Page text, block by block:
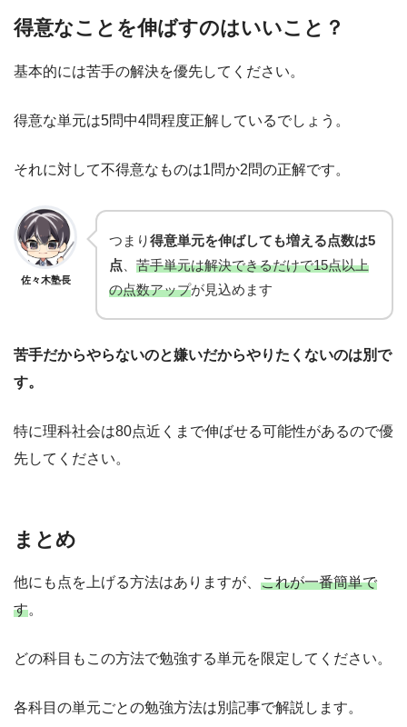
得意なことを伸ばすのはいいこと？
基本的には苦手の解決を優先してください。
得意な単元は5問中4問程度正解しているでしょう。
それに対して不得意なものは1問か2問の正解です。
佐々木塾長
つまり得意単元を伸ばしても増える点数は5
点
苦手単元は解決できるだけで15点以上
の点数アップが見込めます
苦手だからやらないのと嫌いだからやりたくないのは別で
す。
特に理科社会は80点近くまで伸ばせる可能性があるので優
先してください。
まとめ
他にも点を上げる方法はありますが、 これが一番簡単で
す。
どの科目もこの方法で勉強する単元を限定してください。
各科目の単元ごとの勉強方法は別記事で解説します。